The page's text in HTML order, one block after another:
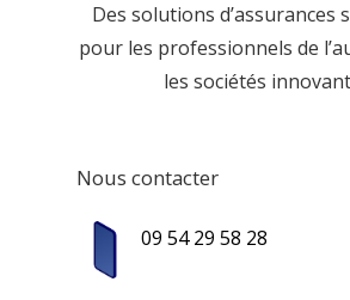
Des solutions d’assurances
pour les professionnels de l’
les sociétés
Nous contacter
09 54 29 58 28